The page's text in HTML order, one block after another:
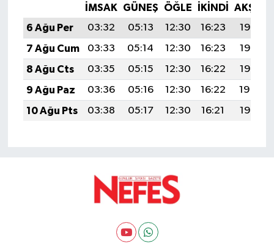
İMSAK GÜNEŞ ÖĞLE İKINDI
AKŞAM
6 Ağu Per
03:32 05:13 12:30 16:23
19:38
7 Ağu Cum
03:33 05:14 12:30 16:23
19:37
8 Ağu Cts
03:35 05:15 12:30 16:22
19:35
9 Ağu Paz
03:36 05:16 12:30 16:22
19:34
10 Ağu Pts
03:38 05:17 12:30 16:21 19:33